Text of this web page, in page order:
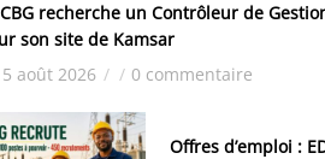
recherche un Contrôleur de
son site de Kamsar
5 août 2026 / / 0 commentaire
Offres d’emploi :